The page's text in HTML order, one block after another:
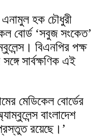
এনামুল হক চৌধুরী
বোর্ড ‘সবুজ সংকেত’
বিএনপির পক্ষ
সার্বক্ষণিক এই
মেডিকেল বোর্ডের
বাংলাদেশ
রয়েছে।’